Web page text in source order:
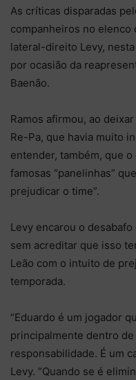
As críticas disparadas
companheiros no elenco
lateral-direito Levy,
por ocasião da
Baenão.
Ramos afirmou, ao
Re-Pa, que havia muito
entender, também, que o
famosas “panelinhas”
prejudicar o time”.
Levy encarou o
sem acreditar que isso
Leão com o intuito de
temporada.
“Eduardo é um jogador
principalmente dentro de
responsabilidade. É um
Levy. “Quando se é